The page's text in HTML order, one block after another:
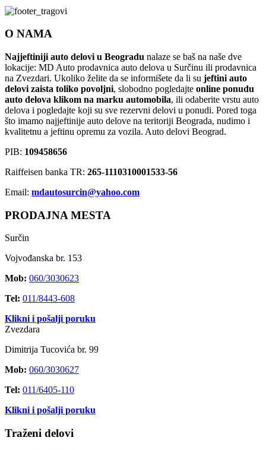
O NAMA
Najjeftiniji auto delovi u Beogradu nalaze se baš na naše dve
lokacije: MD Auto prodavnica auto delova u Surčinu ili prodavnica
na Zvezdari. Ukoliko želite da se informišete da li su jeftini auto
delovi zaista toliko povoljni, slobodno pogledajte online ponudu
auto delova klikom na marku automobila, ili odaberite vrstu auto
delova i pogledajte koji su sve rezervni delovi u ponudi. Pored toga
što imamo najjeftinije auto delove na teritoriji Beograda, nudimo i
kvalitetnu a jeftinu opremu za vozila. Auto delovi Beograd.
PIB: 109458656
Raiffeisen banka TR: 265-1110310001533-56
Email: mdautosurcin@yahoo.com
PRODAJNA MESTA
Surčin
Vojvođanska br. 153
Mob: 060/3030623
Tel: 011/8443-608
Klikni i pošalji poruku
Zvezdara
Dimitrija Tucovića br. 99
Mob: 060/3030627
Tel: 011/6405-110
Klikni i pošalji poruku
Traženi delovi